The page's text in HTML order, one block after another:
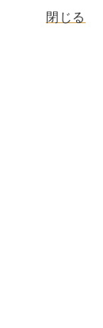
閉じる